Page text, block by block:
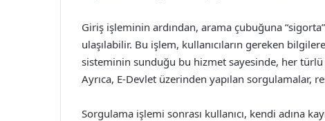
Giriş işleminin ardından, arama çubuğuna
ulaşılabilir. Bu işlem, kullanıcıların gereken
sisteminin sunduğu bu hizmet sayesinde, her
Ayrıca, E-Devlet üzerinden yapılan sorgulamalar,
Sorgulama işlemi sonrası kullanıcı, kendi adına